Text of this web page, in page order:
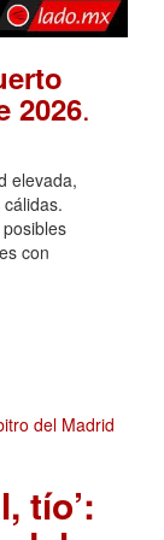
2026.
elevada,
con
tío’: